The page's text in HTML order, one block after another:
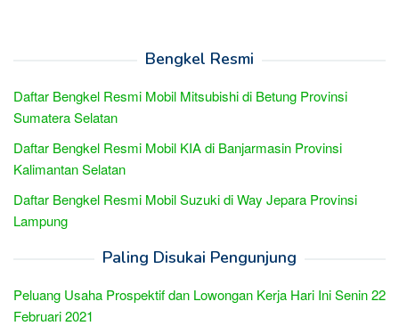
Bengkel Resmi
Daftar Bengkel Resmi Mobil Mitsubishi di Betung Provinsi
Sumatera Selatan
Daftar Bengkel Resmi Mobil KIA di Banjarmasin Provinsi
Kalimantan Selatan
Daftar Bengkel Resmi Mobil Suzuki di Way Jepara Provinsi
Lampung
Paling Disukai Pengunjung
Peluang Usaha Prospektif dan Lowongan Kerja Hari Ini Senin 22
Februari 2021